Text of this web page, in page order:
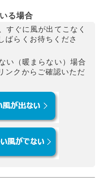
る場合
すぐに風が出てこなく
ばらくお待ちくださ
い（暖まらない）場合
ンクからご確認いただ